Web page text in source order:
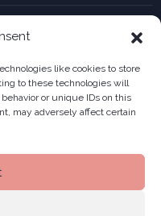
like cookies to store
to these technologies will
or unique IDs on this
may adversely affect certain